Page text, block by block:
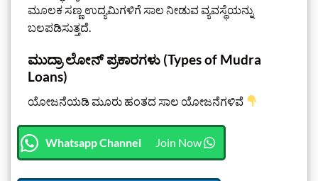
ಮೂಲಕ ಸಣ್ಣ ಉದ್ಯಮಿಗಳಿಗೆ ಸಾಲ ನೀಡುವ ವ್ಯವಸ್ಥೆಯನ್ನು
ಬಲಪಡಿಸುತ್ತದೆ.
ಮುದ್ರಾ ಲೋನ್ ಪ್ರಕಾರಗಳು (Types of Mudra
Loans)
ಯೋಜನೆಯಡಿ ಮೂರು ಹಂತದ ಸಾಲ ಯೋಜನೆಗಳಿವೆ
Whatsapp Channel Join Now